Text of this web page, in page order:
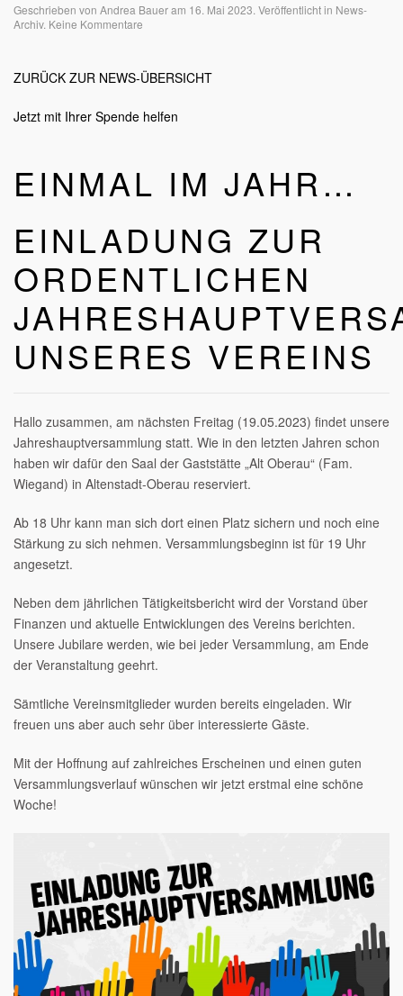
Geschrieben von Andrea Baueram 16. Mai 2023. Veröffentlicht in News-
Archiv. Keine Kommentare
Einladung
ordentlichen
Jahreshauptversammlung
ZURÜCK ZUR NEWS-ÜBERSICHT
Jetzt mit Ihrer Spende helfen
EINMAL IM JAHR…
EINLADUNG ZUR
ORDENTLICHEN
UNSERES VEREINS
Hallo zusammen, am nächsten Freitag (19.05.2023) findet unsere
Jahreshauptversammlung statt. Wie in den letzten Jahren schon
haben wir dafür den Saal der Gaststätte „Alt Oberau“ (Fam.
Wiegand) in Altenstadt-Oberau reserviert.
Ab 18 Uhr kann man sich dort einen Platz sichern und noch eine
Stärkung zu sich nehmen. Versammlungsbeginn ist für 19 Uhr
angesetzt.
Neben dem jährlichen Tätigkeitsbericht wird der Vorstand über
Finanzen und aktuelle Entwicklungen des Vereins berichten.
Unsere Jubilare werden, wie bei jeder Versammlung, am Ende
der Veranstaltung geehrt.
Sämtliche Vereinsmitglieder wurden bereits eingeladen. Wir
freuen uns aber auch sehr über interessierte Gäste.
Mit der Hoffnung auf zahlreiches Erscheinen und einen guten
Versammlungsverlauf wünschen wir jetzt erstmal eine schöne
Woche!